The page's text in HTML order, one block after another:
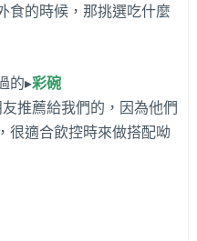
食的時候，那挑選吃什麼
的▸彩碗
推薦給我們的，因為他們
很適合飲控時來做搭配呦